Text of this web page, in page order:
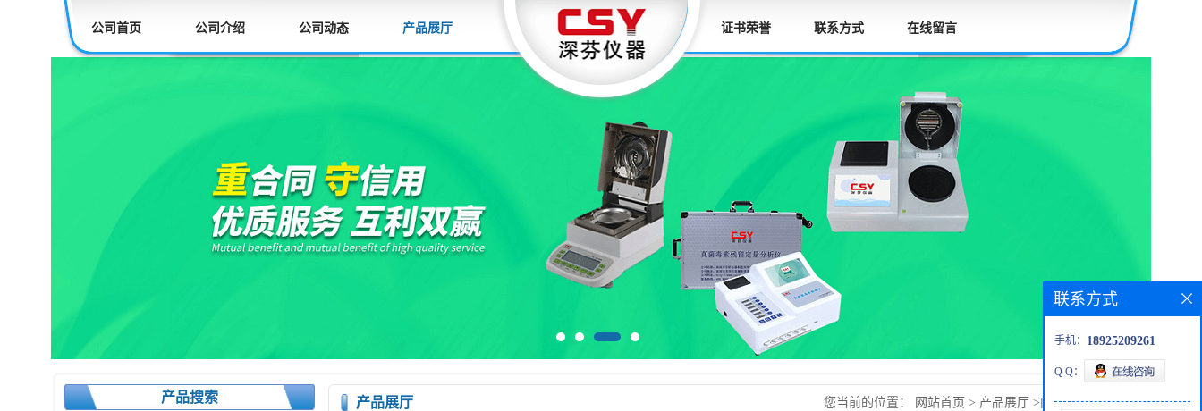
公司首页 公司介绍 公司动态 产品展厅 证书荣誉 联系方式 在线留言
产品搜索 产品展厅 您当前的位置： 网站首页 > 产品展厅 > 肉类水分测定仪
联系方式
手机： 18925209261
Q Q：